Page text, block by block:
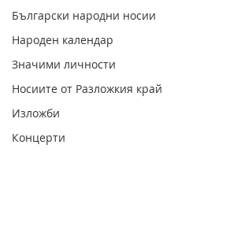
Български народни носии
Народен календар
Значими личности
Носиите от Разложкия край
Изложби
Концерти